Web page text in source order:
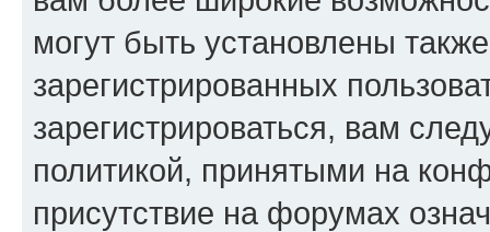
могут быть установлены
зарегистрированных
зарегистрироваться, вам
политикой, принятыми на
присутствие на форумах